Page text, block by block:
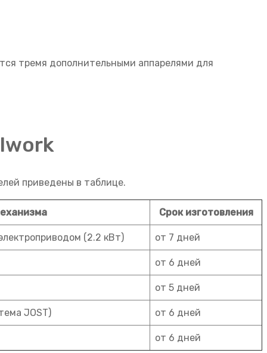
тремя дополнительными аппарелями для
приведены в таблице.
Срок изготовления
(2.2 кВт) от 7 дней
от 6 дней
от 5 дней
JOST) от 6 дней
от 6 дней